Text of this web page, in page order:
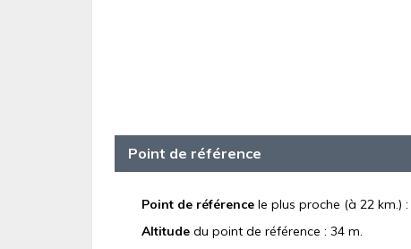
Point de référence
Point de référence le plus proche (à 22 km.) :
Altitude du point de référence : 34 m.